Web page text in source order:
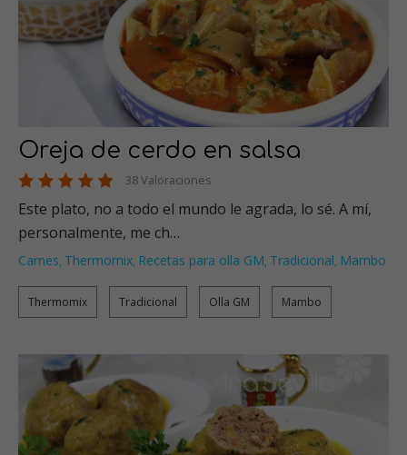
Oreja de cerdo en salsa
38 Valoraciones
Este plato, no a todo el mundo le agrada, lo sé. A mí,
personalmente, me ch…
Carnes, Thermomix, Recetas para olla GM, Tradicional, Mambo
Thermomix Tradicional Olla GM Mambo